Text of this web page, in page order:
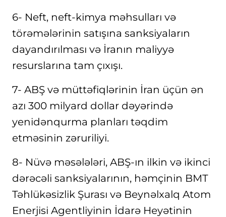
6- Neft, neft-kimya məhsulları və
törəmələrinin satışına sanksiyaların
dayandırılması və İranın maliyyə
resurslarına tam çıxışı.
7- ABŞ və müttəfiqlərinin İran üçün ən
azı 300 milyard dollar dəyərində
yenidənqurma planları təqdim
etməsinin zəruriliyi.
8- Nüvə məsələləri, ABŞ-ın ilkin və ikinci
dərəcəli sanksiyalarının, həmçinin BMT
Təhlükəsizlik Şurası və Beynəlxalq Atom
Enerjisi Agentliyinin İdarə Heyətinin